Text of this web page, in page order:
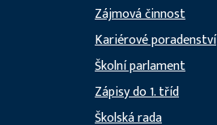
Zájmová činnost
Kariérové poradenství
Školní parlament
Zápisy do 1. tříd
Školská rada